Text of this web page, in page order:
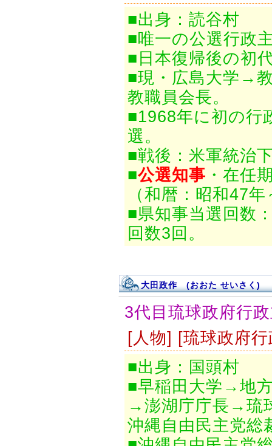
■出身：読谷村
■唯一の公選行政
■日本復帰後の初
■現・広島大学→
教職員会長。
■1968年に初の行
選。
■戦後：米軍統治
■公選知事 ・在任
（和暦：昭和47
■県知事当選回数
回数3回。
大田政作 (おおた せいさく)
3代目琉球政府行
[人物] [琉球政府
■出身：国頭村
■早稲田大学→地
→澎湖庁庁長→琉
沖縄自由民主党総